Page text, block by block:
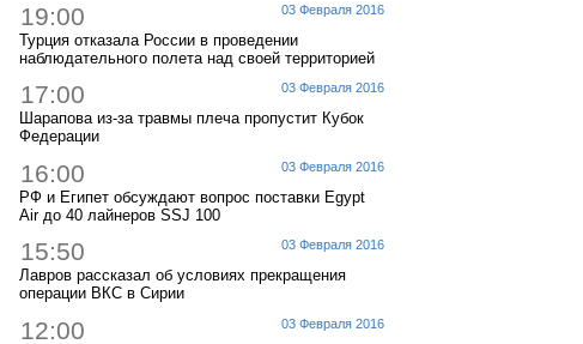
03 Февраля 2016
19:00
Турция отказала России в проведении
наблюдательного полета над своей территорией
03 Февраля 2016
17:00
Шарапова из-за травмы плеча пропустит Кубок
Федерации
03 Февраля 2016
16:00
РФ и Египет обсуждают вопрос поставки Egypt
Air до 40 лайнеров SSJ 100
03 Февраля 2016
15:50
Лавров рассказал об условиях прекращения
операции ВКС в Сирии
03 Февраля 2016
12:00